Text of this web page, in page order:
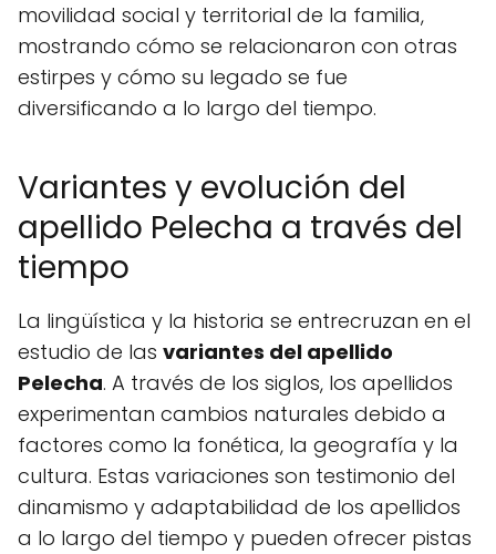
movilidad social y territorial de la familia,
mostrando cómo se relacionaron con otras
estirpes y cómo su legado se fue
diversificando a lo largo del tiempo.
Variantes y evolución del
apellido Pelecha a través del
tiempo
La lingüística y la historia se entrecruzan en el
estudio de las variantes del apellido
Pelecha. A través de los siglos, los apellidos
experimentan cambios naturales debido a
factores como la fonética, la geografía y la
cultura. Estas variaciones son testimonio del
dinamismo y adaptabilidad de los apellidos
a lo largo del tiempo y pueden ofrecer pistas